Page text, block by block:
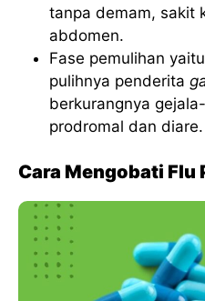
tanpa demam, sakit
abdomen.
Fase pemulihan
pulihnya penderita
berkurangnya
prodromal dan diare.
Cara Mengobati Flu